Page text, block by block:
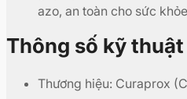
azo, an toàn cho sức
Thông số kỹ
Thương hiệu: Curaprox